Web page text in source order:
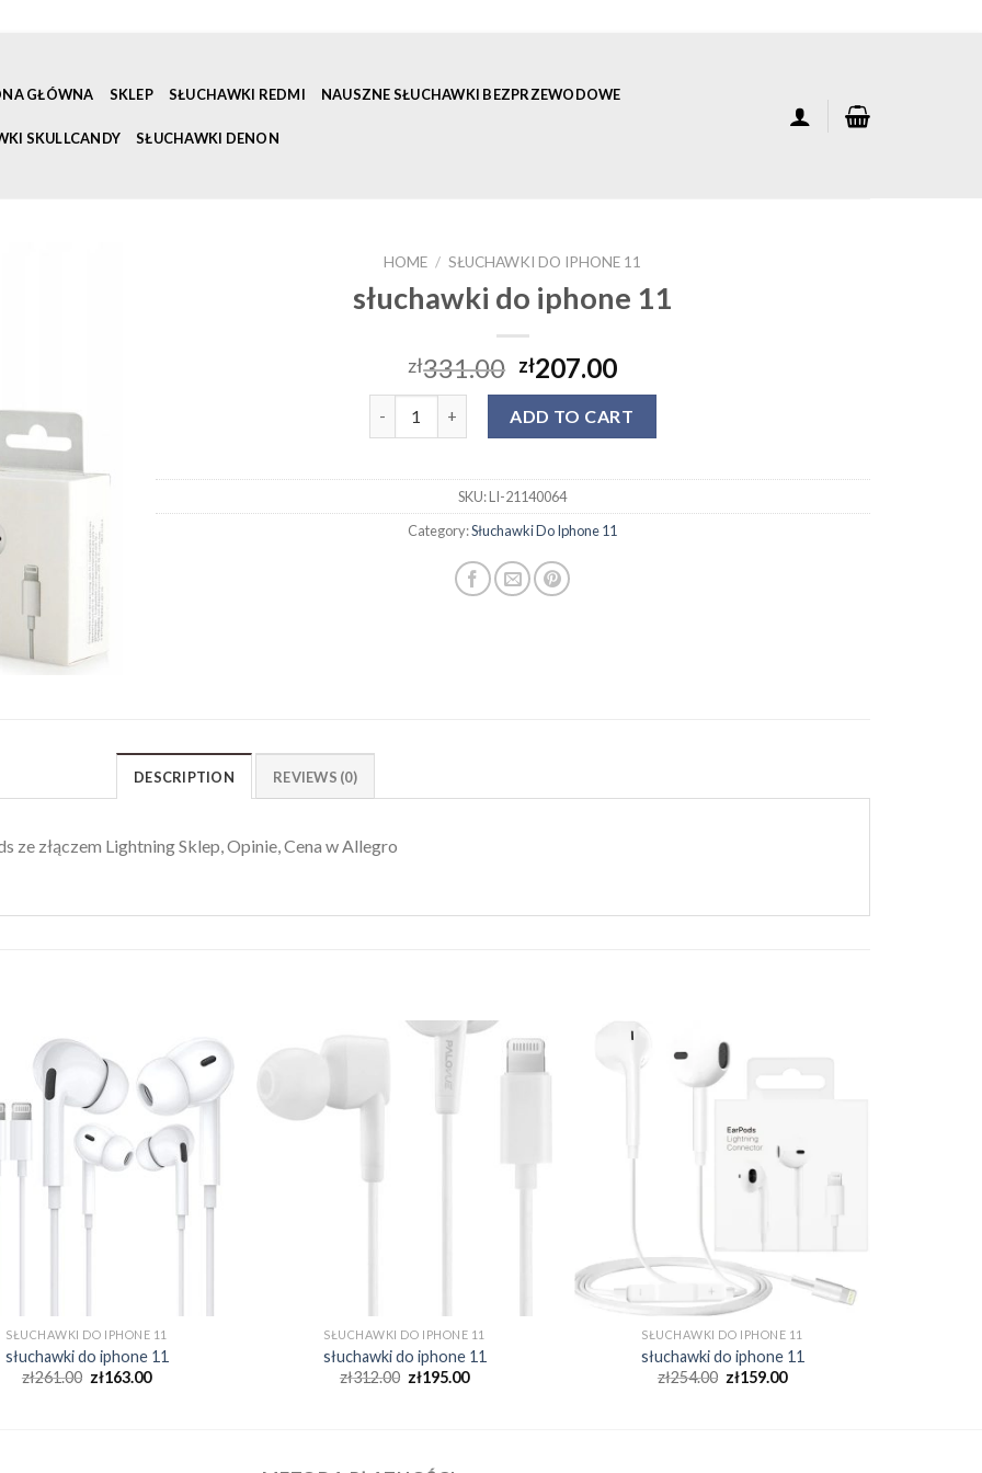
GŁÓWNA SKLEP SŁUCHAWKI REDMI NAUSZNE SŁUCHAWKI BEZPRZEWODOWE
SKULLCANDY SŁUCHAWKI DENON
HOME / SŁUCHAWKI DO IPHONE 11
słuchawki do iphone 11
zł331.00 zł207.00
ADD TO CART
SKU:LI-21140064
Category:Słuchawki Do Iphone 11
DESCRIPTION REVIEWS (0)
ze złączem Lightning Sklep, Opinie, Cena w Allegro
SŁUCHAWKI DO IPHONE 11
słuchawki do iphone 11
zł261.00 zł163.00
SŁUCHAWKI DO IPHONE 11
słuchawki do iphone 11
zł312.00 zł195.00
SŁUCHAWKI DO IPHONE 11
słuchawki do iphone 11
zł254.00 zł159.00